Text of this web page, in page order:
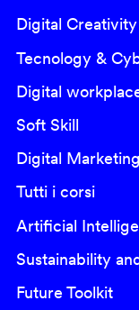
Digital Creativity
Tecnology &
Digital
Soft Skill
Digital
Tutti i corsi
Artificial
Sustainability
Future Toolkit